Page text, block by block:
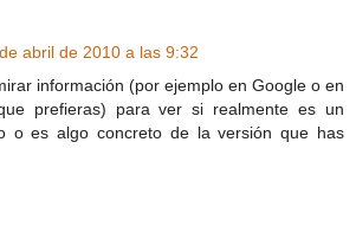
abril de 2010 a las 9:32
información (por ejemplo en Google o en
prefieras) para ver si realmente es un
o es algo concreto de la versión que has